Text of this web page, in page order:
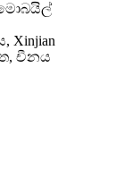
Xinjian
චීනය